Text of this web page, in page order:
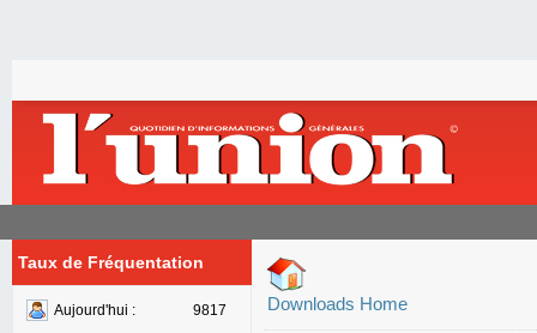
Taux de Fréquentation
Aujourd'hui :
9817
Downloads Home